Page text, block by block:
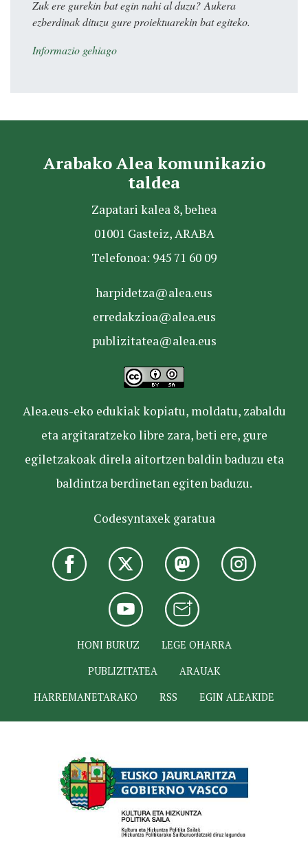
Zuk ere gurekin bat egin nahi al duzu? Aukera
ezberdinak dituzu gure proiektuarekin bat egiteko.
Informazio gehiago
Arabako Alea komunikazio
taldea
Zapatari kalea 8, behea
01001 Gasteiz, ARABA
Telefonoa: 945 71 60 09
harpidetza@alea.eus
erredakzioa@alea.eus
publizitatea@alea.eus
Alea.eus-eko edukiak kopiatu, moldatu, zabaldu
eta argitaratzeko libre zara, beti ere, gure
egiletzakoak direla aitortzen baldin baduzu eta
baldintza berdinetan egiten baduzu.
Codesyntaxek garatua
HONI BURUZ
LEGE OHARRA
PUBLIZITATEA
ARAUAK
HARREMANETARAKO
RSS EGIN ALEAKIDE